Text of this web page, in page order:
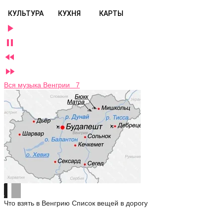
КУЛЬТУРА КУХНЯ КАРТЫ




Вся музыка Венгрии 7
Что взять в Венгрию Список вещей в дорогу